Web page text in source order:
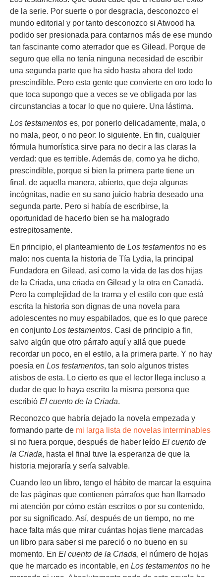
de la serie. Por suerte o por desgracia, desconozco el
mundo editorial y por tanto desconozco si Atwood ha
podido ser presionada para contarnos más de ese mundo
tan fascinante como aterrador que es Gilead. Porque de
seguro que ella no tenía ninguna necesidad de escribir
una segunda parte que ha sido hasta ahora del todo
prescindible. Pero esta gente que convierte en oro todo lo
que toca supongo que a veces se ve obligada por las
circunstancias a tocar lo que no quiere. Una lástima.
Los testamentos es, por ponerlo delicadamente, mala, o
no mala, peor, o no peor: lo siguiente. En fin, cualquier
fórmula humorística sirve para no decir a las claras la
verdad: que es terrible. Además de, como ya he dicho,
prescindible, porque si bien la primera parte tiene un
final, de aquella manera, abierto, que deja algunas
incógnitas, nadie en su sano juicio habría deseado una
segunda parte. Pero si había de escribirse, la
oportunidad de hacerlo bien se ha malogrado
estrepitosamente.
En principio, el planteamiento de Los testamentos no es
malo: nos cuenta la historia de Tía Lydia, la principal
Fundadora en Gilead, así como la vida de las dos hijas
de la Criada, una criada en Gilead y la otra en Canadá.
Pero la complejidad de la trama y el estilo con que está
escrita la historia son dignas de una novela para
adolescentes no muy espabilados, que es lo que parece
en conjunto Los testamentos. Casi de principio a fin,
salvo algún que otro párrafo aquí y allá que puede
recordar un poco, en el estilo, a la primera parte. Y no hay
poesía en Los testamentos, tan solo algunos tristes
atisbos de esta. Lo cierto es que el lector llega incluso a
dudar de que lo haya escrito la misma persona que
escribió El cuento de la Criada.
Reconozco que habría dejado la novela empezada y
formando parte de mi larga lista de novelas interminables
si no fuera porque, después de haber leído El cuento de
la Criada, hasta el final tuve la esperanza de que la
historia mejoraría y sería salvable.
Cuando leo un libro, tengo el hábito de marcar la esquina
de las páginas que contienen párrafos que han llamado
mi atención por cómo están escritos o por su contenido,
por su significado. Así, después de un tiempo, no me
hace falta más que mirar cuántas hojas tiene marcadas
un libro para saber si me pareció o no bueno en su
momento. En El cuento de la Criada, el número de hojas
que he marcado es incontable, en Los testamentos no he